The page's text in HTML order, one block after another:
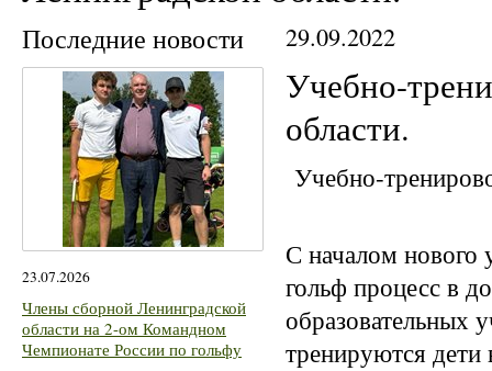
Последние новости
23.07.2026
Члены сборной Ленинградской
области на 2-ом Командном
Чемпионате России по гольфу
29.09.2022
Учебно-
области.
Учебно-
С началом нового
гольф процесс в
образовательных
тренируются